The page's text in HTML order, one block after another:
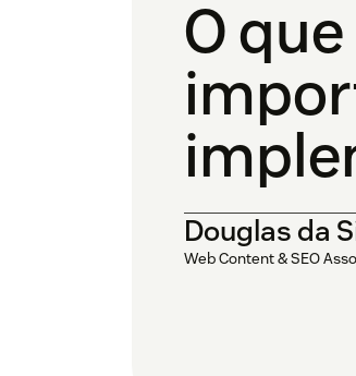
O
Douglas da
Web Content & SEO